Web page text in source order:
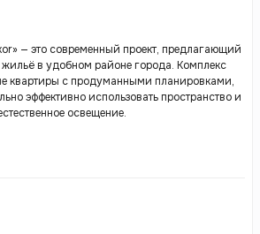
— это современный проект, предлагающий
жильё в удобном районе города. Комплекс
квартиры с продуманными планировками,
эффективно использовать пространство и
освещение.